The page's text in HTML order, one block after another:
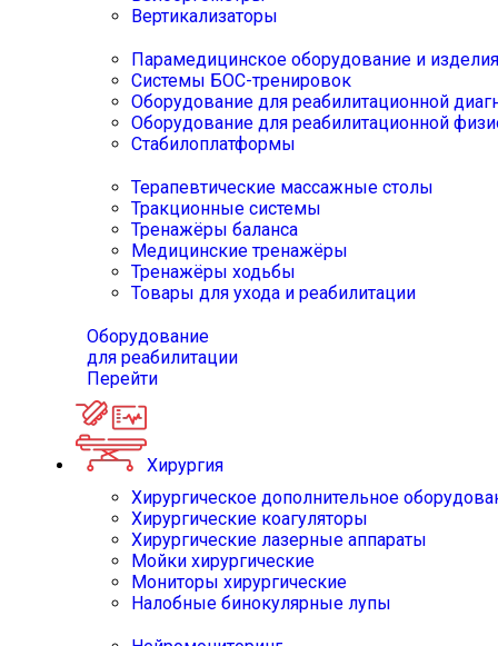
Вертикализаторы
Парамедицинское оборудование и изделия
Системы БОС-тренировок
Оборудование для реабилитационной
Оборудование для реабилитационной
Стабилоплатформы
Терапевтические массажные столы
Тракционные системы
Тренажёры баланса
Медицинские тренажёры
Тренажёры ходьбы
Товары для ухода и реабилитации
Оборудование
для реабилитации
Перейти
Хирургия
Хирургическое дополнительное
Хирургические коагуляторы
Хирургические лазерные аппараты
Мойки хирургические
Мониторы хирургические
Налобные бинокулярные лупы